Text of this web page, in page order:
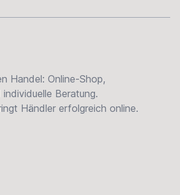
Handel: Online-Shop,
Beratung.
Händler erfolgreich online.